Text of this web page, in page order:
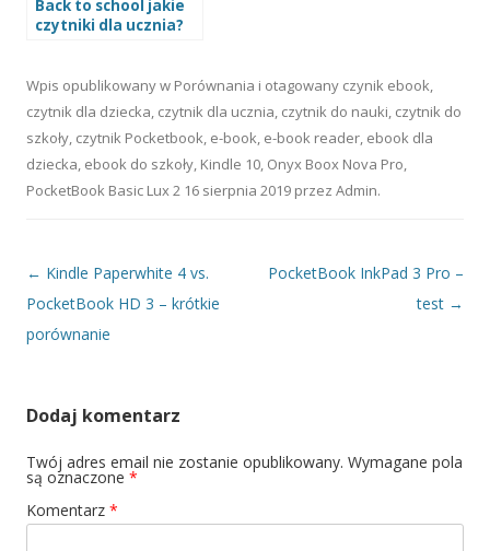
Back to school jakie
czytniki dla ucznia?
Wpis opublikowany w Porównania i otagowany czynik ebook,
czytnik dla dziecka, czytnik dla ucznia, czytnik do nauki, czytnik do
szkoły, czytnik Pocketbook, e-book, e-book reader, ebook dla
dziecka, ebook do szkoły, Kindle 10, Onyx Boox Nova Pro,
PocketBook Basic Lux 2 16 sierpnia 2019 przez Admin.
Nawigacja wpisu
← Kindle Paperwhite 4 vs.
PocketBook HD 3 – krótkie
porównanie
PocketBook InkPad 3 Pro –
test →
Dodaj komentarz
Twój adres email nie zostanie opublikowany. Wymagane pola
są oznaczone *
Komentarz *